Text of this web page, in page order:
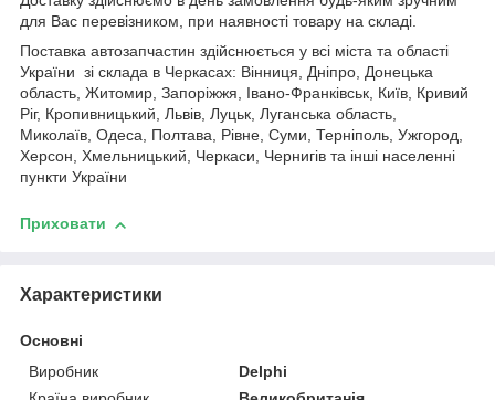
для Вас перевізником, при наявності товару на складі.
Поставка автозапчастин здійснюється у всі міста та області
України зі склада в Черкасах: Вінниця, Дніпро, Донецька
область, Житомир, Запоріжжя, Івано-Франківськ, Київ, Кривий
Ріг, Кропивницький, Львів, Луцьк, Луганська область,
Миколаїв, Одеса, Полтава, Рівне, Суми, Терніполь, Ужгород,
Херсон, Хмельницький, Черкаси, Чернигів та інші населенні
пункти України
Приховати
Характеристики
Основні
Виробник
Delphi